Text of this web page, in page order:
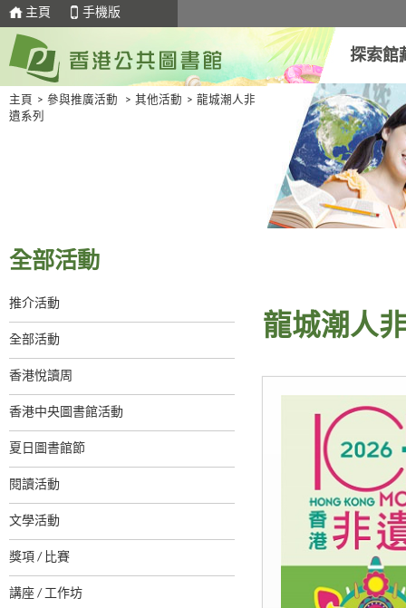
主頁 手機版
探索館
主頁 > 參與推廣活動 > 其他活動 > 龍城潮人非
遺系列
全部活動
推介活動
全部活動
香港悅讀周
香港中央圖書館活動
夏日圖書館節
閱讀活動
文學活動
獎項 / 比賽
講座 / 工作坊
龍城潮人